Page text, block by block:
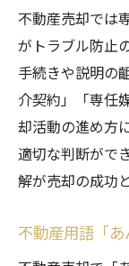
不動産売却では
がトラブル防止
手続きや説明の
介契約」「専任
却活動の進め方
適切な判断がで
解が売却の成功
不動産用語「